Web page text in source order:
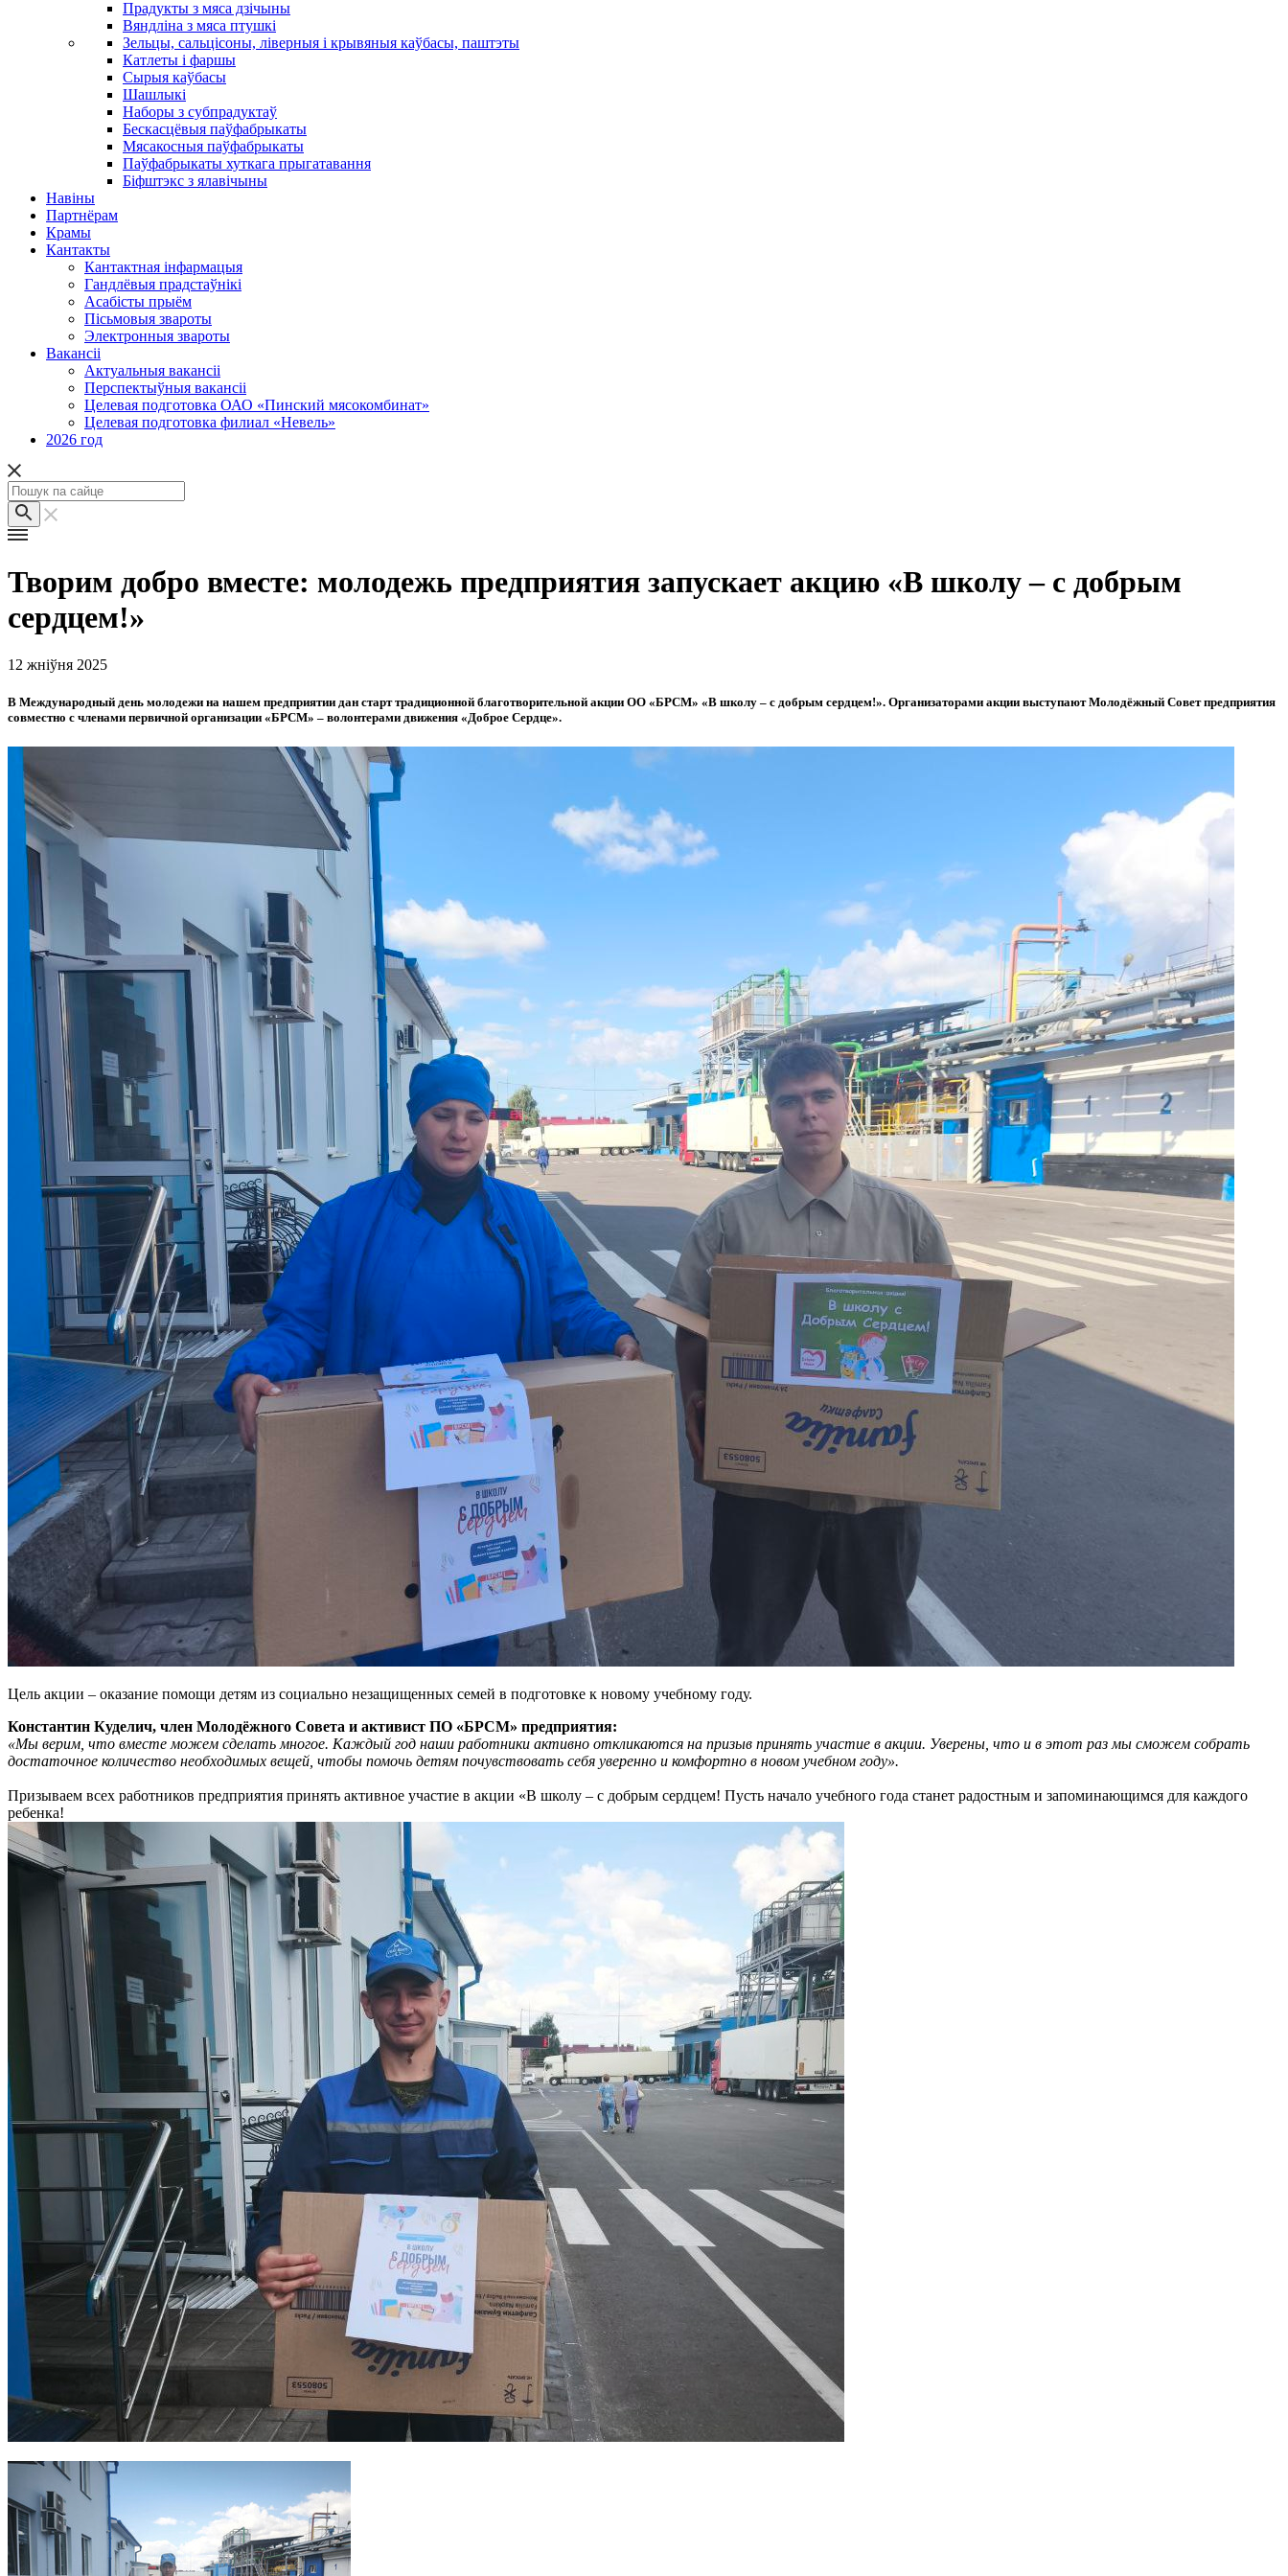
Прадукты з мяса дзічыны
Вяндліна з мяса птушкі
Зельцы, сальцісоны, ліверныя і крывяныя каўбасы, паштэты
Катлеты і фаршы
Сырыя каўбасы
Шашлыкі
Наборы з субпрадуктаў
Бескасцёвыя паўфабрыкаты
Мясакосныя паўфабрыкаты
Паўфабрыкаты хуткага прыгатавання
Біфштэкс з ялавічыны
Навіны
Партнёрам
Крамы
Кантакты
Кантактная інфармацыя
Гандлёвыя прадстаўнікі
Асабісты прыём
Пісьмовыя звароты
Электронныя звароты
Вакансіі
Актуальныя вакансіі
Перспектыўныя вакансіі
Целевая подготовка ОАО «Пинский мясокомбинат»
Целевая подготовка филиал «Невель»
2026 год
Творим добро вместе: молодежь предприятия запускает акцию «В школу – с добрым
сердцем!»
12 жніўня 2025
В Международный день молодежи на нашем предприятии дан старт традиционной благотворительной акции ОО «БРСМ» «В школу – с добрым сердцем!». Организаторами акции выступают Молодёжный Совет предприятия
совместно с членами первичной организации «БРСМ» – волонтерами движения «Доброе Сердце».
Цель акции – оказание помощи детям из социально незащищенных семей в подготовке к новому учебному году.
Константин Куделич, член Молодёжного Совета и активист ПО «БРСМ» предприятия:
«Мы верим, что вместе можем сделать многое. Каждый год наши работники активно откликаются на призыв принять участие в акции. Уверены, что и в этот раз мы сможем собрать
достаточное количество необходимых вещей, чтобы помочь детям почувствовать себя уверенно и комфортно в новом учебном году».
Призываем всех работников предприятия принять активное участие в акции «В школу – с добрым сердцем! Пусть начало учебного года станет радостным и запоминающимся для каждого
ребенка!